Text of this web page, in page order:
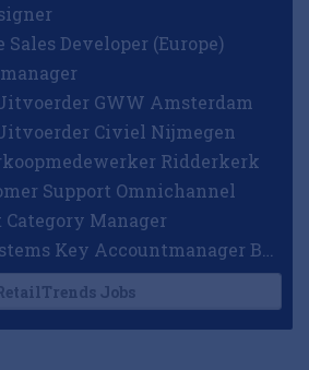
Sales Developer (Europe)
GWW Amsterdam
Civiel Nijmegen
Ridderkerk
Support Omnichannel
Manager
Jobs